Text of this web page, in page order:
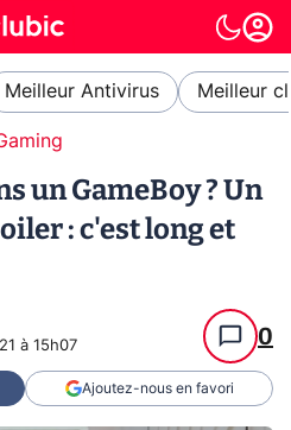
Meilleur Antivirus Meilleur
un GameBoy ? Un
: c'est long et
à 15h07 0
Ajoutez-nous en favori